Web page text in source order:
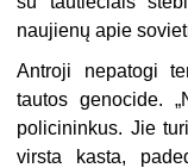
naujienų apie
Antroji nepatogi
tautos genocide.
policininkus. Jie
virsta kasta,